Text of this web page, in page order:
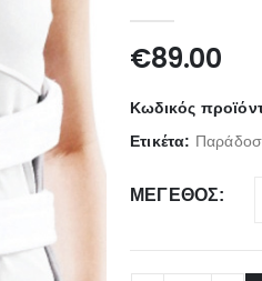
€89.00
Κωδικός
Ετικέτα:
ΜΈΓΕΘΟΣ